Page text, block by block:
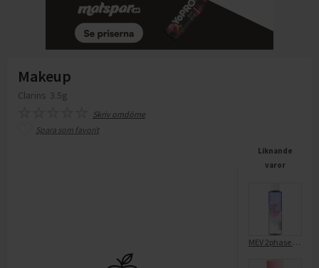
Makeup
Clarins 3.5g
Skriv omdöme
Spara som favorit
Liknande
varor
MEV 2phase Makeup Remover